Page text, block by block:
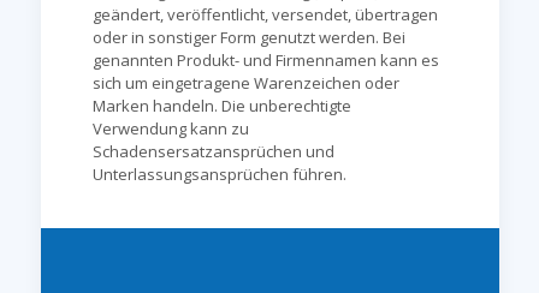
geändert, veröffentlicht, versendet, übertragen
oder in sonstiger Form genutzt werden. Bei
genannten Produkt- und Firmennamen kann es
sich um eingetragene Warenzeichen oder
Marken handeln. Die unberechtigte
Verwendung kann zu
Schadensersatzansprüchen und
Unterlassungsansprüchen führen.